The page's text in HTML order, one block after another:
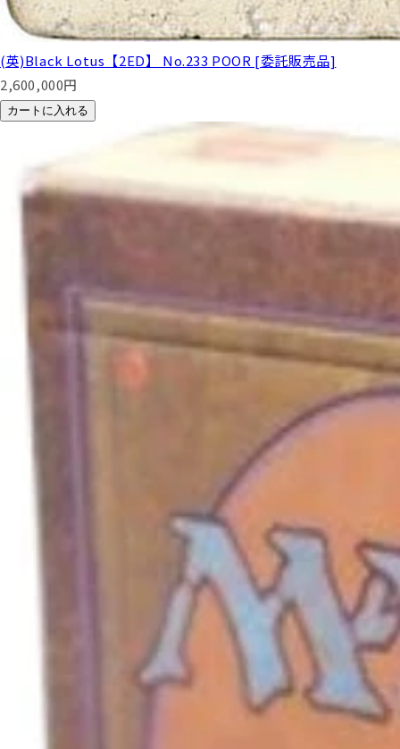
(英)Black Lotus【2ED】 No.233 POOR [委託販売品]
2,600,000円
カートに入れる